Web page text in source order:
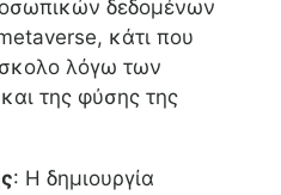
δεδομένων
κάτι που
λόγω των
της φύσης της
: Η δημιουργία